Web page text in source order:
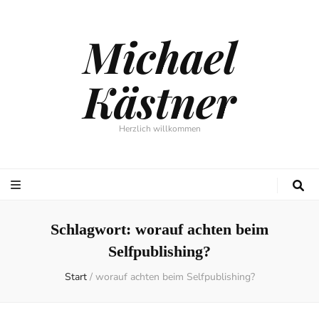
Michael
Kästner
Herzlich willkommen
Schlagwort: worauf achten beim
Selfpublishing?
Start / worauf achten beim Selfpublishing?